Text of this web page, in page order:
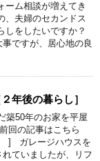
ーム相談が増えてき
、夫婦のセカンドス
しをしたいですか？
ですが、居心地の良
年後の暮らし］
築50年のお家を平屋
回の記事はこちら
] ガレージハウスを
ていましたが、リフ